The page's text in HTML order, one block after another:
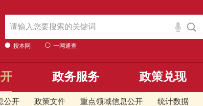
搜本网 一网通查
公开 政策文件 重点领域信息公开 统计数据
政务服务 政策兑现